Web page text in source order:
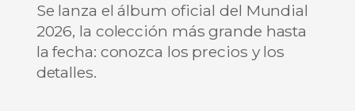
Se lanza el álbum oficial del Mundial
2026, la colección más grande hasta
la fecha: conozca los precios y los
detalles.